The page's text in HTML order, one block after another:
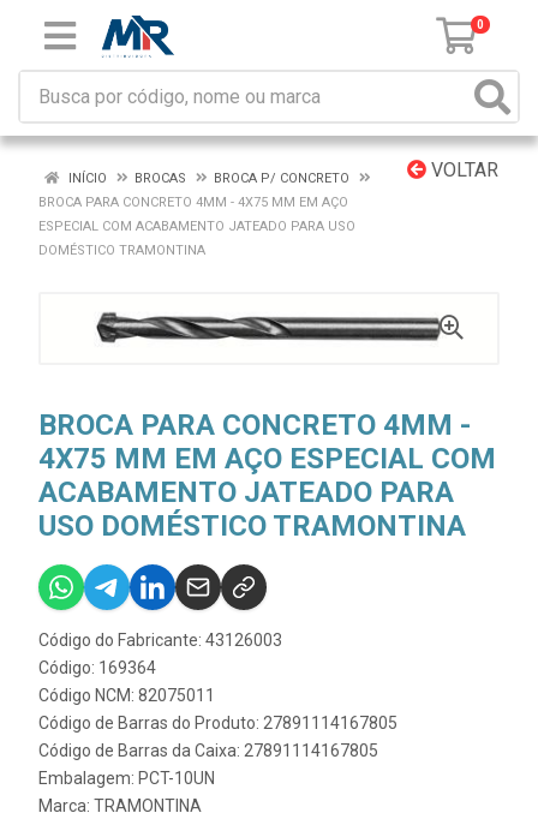
0
VOLTAR
INÍCIO BROCAS
BROCA P/ CONCRETO
BROCA PARA CONCRETO 4MM - 4X75 MM EM AÇO
ESPECIAL COM ACABAMENTO JATEADO PARA USO
DOMÉSTICO TRAMONTINA
BROCA PARA CONCRETO 4MM -
4X75 MM EM AÇO ESPECIAL COM
ACABAMENTO JATEADO PARA
USO DOMÉSTICO TRAMONTINA
Código do Fabricante: 43126003
Código: 169364
Código NCM: 82075011
Código de Barras do Produto: 27891114167805
Código de Barras da Caixa: 27891114167805
Embalagem: PCT-10UN
Marca: TRAMONTINA